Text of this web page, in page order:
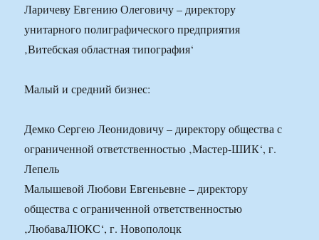
Ларичеву Евгению Олеговичу – директору
унитарного полиграфического предприятия
‚Витебская областная типография‘
Малый и средний бизнес:
Демко Сергею Леонидовичу – директору общества с
ограниченной ответственностью ‚Мастер-ШИК‘, г.
Лепель
Малышевой Любови Евгеньевне – директору
общества с ограниченной ответственностью
‚ЛюбаваЛЮКС‘, г. Новополоцк